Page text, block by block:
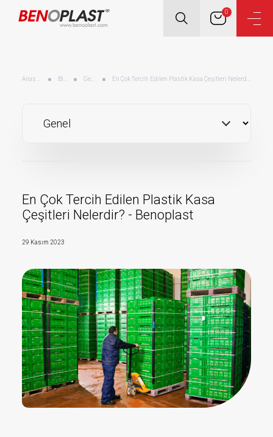
0
En Çok Tercih Edilen Plastik Kasa
Çeşitleri Nelerdir? - Benoplast
29 Kasım 2023